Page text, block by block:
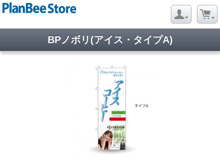
BPノボリ(アイス・タイプA)